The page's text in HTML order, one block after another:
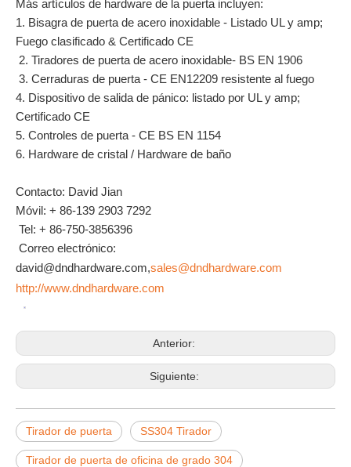
Más artículos de hardware de la puerta incluyen:
1. Bisagra de puerta de acero inoxidable - Listado UL y amp;
Fuego clasificado & Certificado CE
2. Tiradores de puerta de acero inoxidable- BS EN 1906
3. Cerraduras de puerta - CE EN12209 resistente al fuego
4. Dispositivo de salida de pánico: listado por UL y amp;
Certificado CE
5. Controles de puerta - CE BS EN 1154
6. Hardware de cristal / Hardware de baño
Contacto: David Jian
Móvil: + 86-139 2903 7292
Tel: + 86-750-3856396
Correo electrónico:
david@dndhardware.com,sales@dndhardware.com
http://www.dndhardware.com
Anterior:
Siguiente:
Tirador de puerta SS304 Tirador
Tirador de puerta de oficina de grado 304